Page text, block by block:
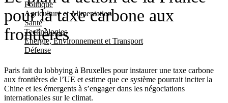
Politique
Agriculture et Alimentation
Santé
Technologies
Energie, Environnement et Transport
Défense
pour la taxe carbone aux
frontières
Paris fait du lobbying à Bruxelles pour instaurer une taxe carbone
aux frontières de l’UE et estime que ce système pourrait inciter la
Chine et les émergents à s’engager dans les négociations
internationales sur le climat.